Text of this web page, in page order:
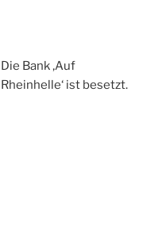
Die Bank ‚Auf
Rheinhelle‘ ist besetzt.